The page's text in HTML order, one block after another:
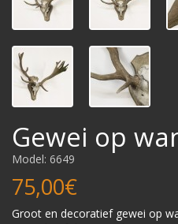
Gewei op
Model: 6649
75,00€
Groot en decoratief gewei op